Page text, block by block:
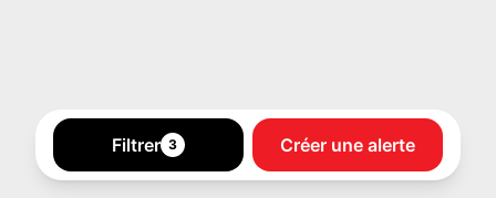
Filtrer 3 Créer une alerte